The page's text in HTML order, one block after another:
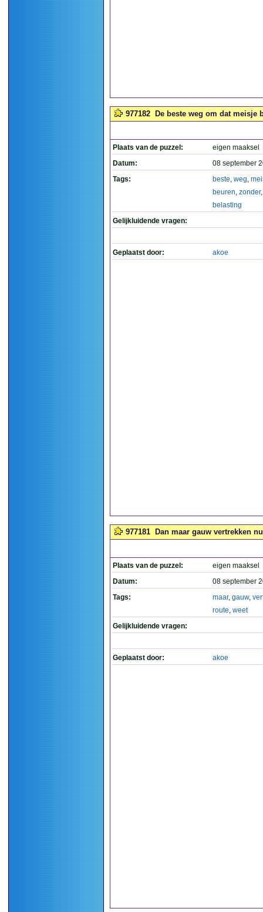
977182 De beste weg om dat meisje
Plaats van de puzzel:
eigen maaksel
Datum:
08 september
Tags:
beste, weg,
beuren, zonder
belasting
Gelijkluidende vragen:
Geplaatst door: akoe
977181 Dan maar gauw vertrekken
Plaats van de puzzel:
eigen maaksel
Datum:
08 september
Tags:
maar, gauw,
route, weet
Gelijkluidende vragen:
Geplaatst door: akoe